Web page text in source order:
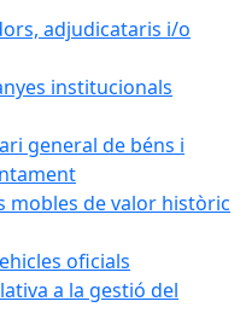
adjudicataris i/o
institucionals
general de béns i
mobles de valor històric
oficials
a la gestió del